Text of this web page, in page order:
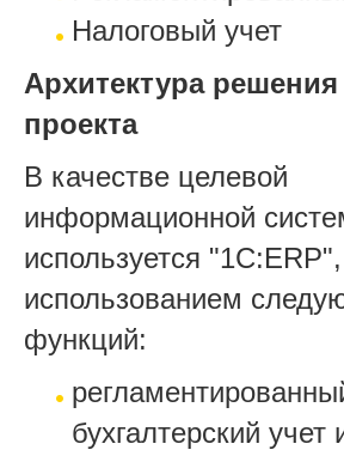
Налоговый учет
Архитектура
проекта
В качестве целевой
информационной
используется "
использованием
функций:
бухгалтерский учет